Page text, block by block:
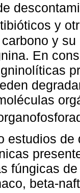
y
y
En
estudios
fúngicas
beta-